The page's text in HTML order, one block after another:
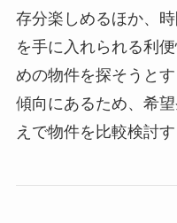
存分楽しめるほか、
を手に入れられる利
めの物件を探そうと
傾向にあるため、希
えで物件を比較検討